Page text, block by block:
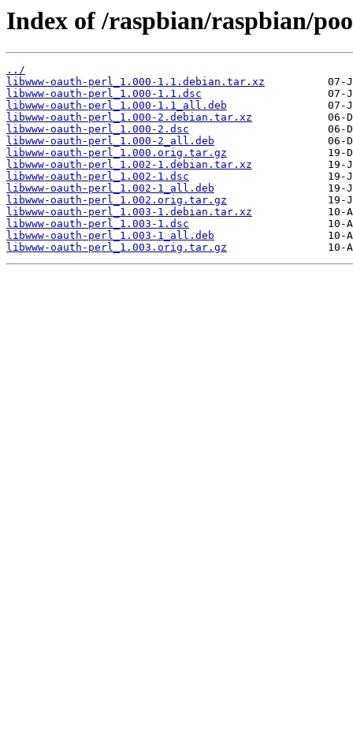
Index of /raspbian/raspbian/
../
libwww-oauth-perl_1.000-1.1.debian.tar.xz
libwww-oauth-perl_1.000-1.1.dsc
libwww-oauth-perl_1.000-1.1_all.deb
libwww-oauth-perl_1.000-2.debian.tar.xz
libwww-oauth-perl_1.000-2.dsc
libwww-oauth-perl_1.000-2_all.deb
libwww-oauth-perl_1.000.orig.tar.gz
libwww-oauth-perl_1.002-1.debian.tar.xz
libwww-oauth-perl_1.002-1.dsc
libwww-oauth-perl_1.002-1_all.deb
libwww-oauth-perl_1.002.orig.tar.gz
libwww-oauth-perl_1.003-1.debian.tar.xz
libwww-oauth-perl_1.003-1.dsc
libwww-oauth-perl_1.003-1_all.deb
libwww-oauth-perl_1.003.orig.tar.gz